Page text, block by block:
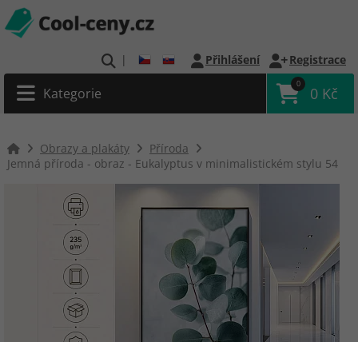
| Přihlášení Registrace
Kategorie
0
0 Kč
Obrazy a plakáty
Příroda
Jemná příroda - obraz - Eukalyptus v minimalistickém stylu 54